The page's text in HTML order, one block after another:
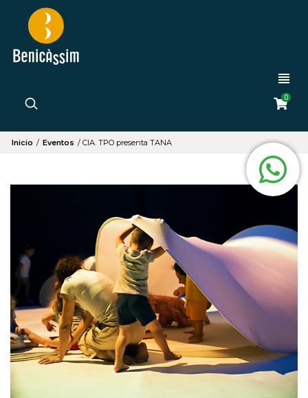
0
Inicio / Eventos / CIA. TPO presenta TANA